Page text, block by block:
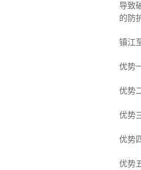
导致
的防
镇江
优势
优势
优势
优势
优势